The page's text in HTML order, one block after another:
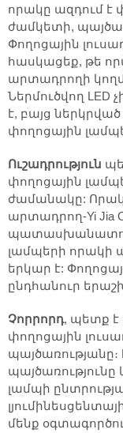
որակը ազդում է
ժամկետի,
Փողոցային
հասկացեք, թե
արտադրողի
Ներմուծվող LED
է, բայց
փողոցային
Ուշադրություն
փողոցային
ժամանակը:
արտադրող-Yi Jia
պատասխանատու
լամպերի
երկար է:
ընդհանուր
Չորրորդ, պետք է
փողոցային
պայծառությանը։
պայծառությունը
լամպի
մենք